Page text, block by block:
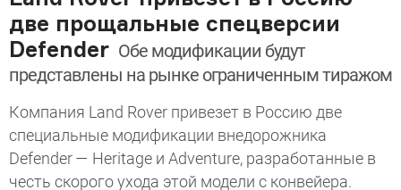
две прощальные спецверсии
Defender Обе модификации будут
представлены на рынке ограниченным тиражом
Компания Land Rover привезет в Россию две
специальные модификации внедорожника
Defender — Heritage и Adventure, разработанные в
честь скорого ухода этой модели с конвейера.